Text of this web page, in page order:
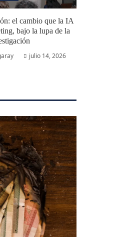
el cambio que la IA
bajo la lupa de la
julio 14, 2026